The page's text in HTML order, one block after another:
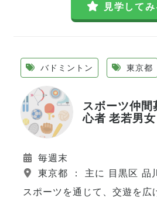
見学してみ
バドミントン 東京都
スボーツ仲
心者 老若男
毎週末
東京都 ： 主に 目黒区 品
スポーツを通じて、交遊を広